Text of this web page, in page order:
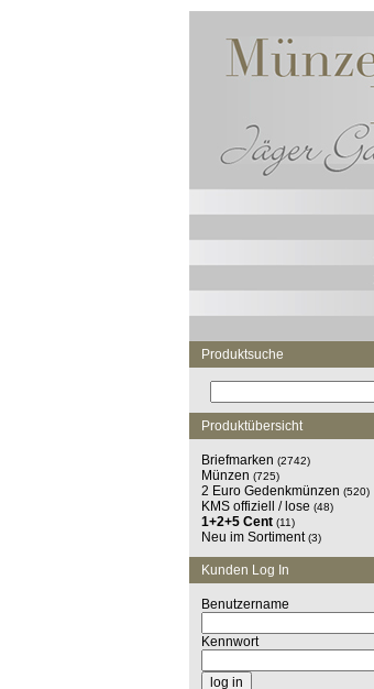
Produktsuche
Produktübersicht
Briefmarken (2742)
Münzen (725)
2 Euro Gedenkmünzen (520)
KMS offiziell / lose (48)
1+2+5 Cent (11)
Neu im Sortiment (3)
Kunden Log In
Benutzername
Kennwort